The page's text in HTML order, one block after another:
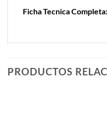
Ficha Tecnica Completa:
PRODUCTOS